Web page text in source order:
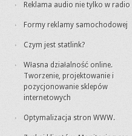
Reklama audio nie tylko w radio
Formy reklamy samochodowej
Czym jest statlink?
Własna działalność online.
Tworzenie, projektowanie i
pozycjonowanie sklepów
internetowych
Optymalizacja stron WWW.